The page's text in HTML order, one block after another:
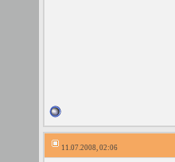
11.07.2008, 02:06